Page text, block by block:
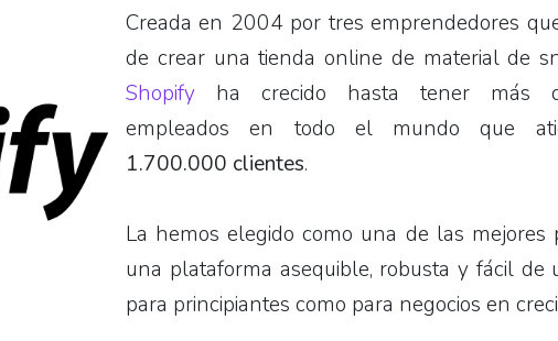
Creada en 2004 por tres emprendedores
de crear una tienda online de material de
Shopify ha crecido hasta tener más
empleados en todo el mundo que
1.700.000 clientes.
La hemos elegido como una de las mejores
una plataforma asequible, robusta y fácil de
para principiantes como para negocios en